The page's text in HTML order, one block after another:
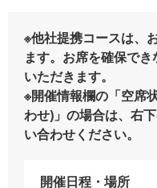
※他社提携コースは、
ます。お席を確保で
いただきます。
※開催情報欄の「空席
わせ)」の場合は、右
い合わせください。
開催日程・場所